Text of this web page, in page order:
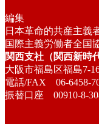
編集
日本革命的共産主義
国際主義労働者全国
関西支社（関西新時
大阪市福島区福島7-
電話/FAX 06-6458-
振替口座 00910-8-